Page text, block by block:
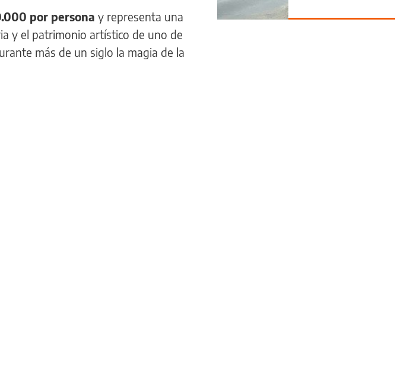
por persona y representa una
y el patrimonio artístico de uno de
más de un siglo la magia de la